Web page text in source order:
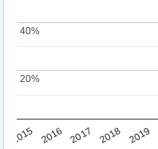
2015 2016 2017 2018 2019
20%
20%
40%
40%